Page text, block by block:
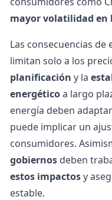
mayor volatilidad en
Las consecuencias
limitan solo a los
planificación y la
energéticoa largo
energía deben
puede implicar un
consumidores.
gobiernos deben
estos impactosy
estable.